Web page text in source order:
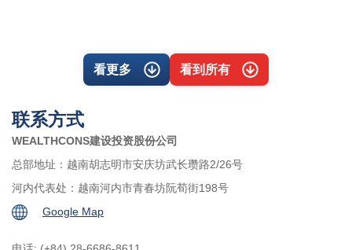
看更多 看到所有
联系方式
WEALTHCONS建设投资股份公司
总部地址：越南胡志明市安庆坊武长瓒路2/26号
河内代表处：越南河内市青春坊阮荀街198号
Google Map